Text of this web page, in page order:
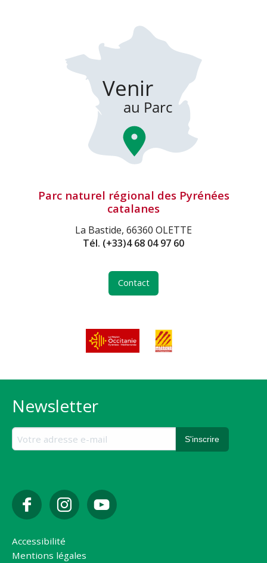
Parc naturel régional des Pyrénées
catalanes
La Bastide, 66360 OLETTE
Tél. (+33)4 68 04 97 60
Contact
Newsletter
Accessibilité
Mentions légales